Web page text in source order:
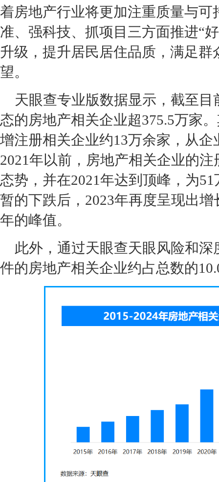
着房地产行业将更加注重质量与
准、强科技、抓项目三方面推进“
升级，提升居民居住品质，满足
望。
天眼查专业版数据显示，截至
态的房地产相关企业超375.5万家
增注册相关企业约13万余家，从
2021年以前，房地产相关企业的
态势，并在2021年达到顶峰，为
暂的下跌后，2023年再度呈现出
年的峰值。
此外，通过天眼查天眼风险和
件的房地产相关企业约占总数的